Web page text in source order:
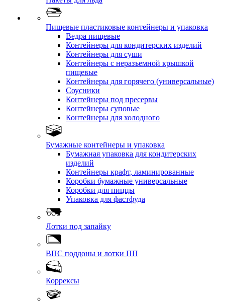
Пищевые пластиковые контейнеры и упаковка
Ведра пищевые
Контейнеры для кондитерских изделий
Контейнеры для суши
Контейнеры с неразъемной крышкой
пищевые
Контейнеры для горячего (универсальные)
Соусники
Контейнеры под пресервы
Контейнеры суповые
Контейнеры для холодного
Бумажные контейнеры и упаковка
Бумажная упаковка для кондитерских
изделий
Контейнеры крафт, ламинированные
Коробки бумажные универсальные
Коробки для пиццы
Упаковка для фастфуда
Лотки под запайку
ВПС поддоны и лотки ПП
Коррексы